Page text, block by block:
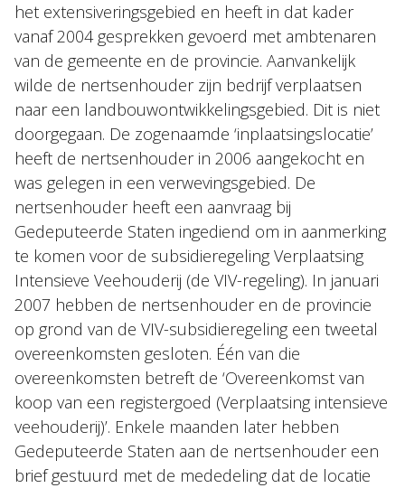
het extensiveringsgebied en heeft in dat kader
vanaf 2004 gesprekken gevoerd met ambtenaren
van de gemeente en de provincie. Aanvankelijk
wilde de nertsenhouder zijn bedrijf verplaatsen
naar een landbouwontwikkelingsgebied. Dit is niet
doorgegaan. De zogenaamde ‘inplaatsingslocatie’
heeft de nertsenhouder in 2006 aangekocht en
was gelegen in een verwevingsgebied. De
nertsenhouder heeft een aanvraag bij
Gedeputeerde Staten ingediend om in aanmerking
te komen voor de subsidieregeling Verplaatsing
Intensieve Veehouderij (de VIV-regeling). In januari
2007 hebben de nertsenhouder en de provincie
op grond van de VIV-subsidieregeling een tweetal
overeenkomsten gesloten. Één van die
overeenkomsten betreft de ‘Overeenkomst van
koop van een registergoed (Verplaatsing intensieve
veehouderij)’. Enkele maanden later hebben
Gedeputeerde Staten aan de nertsenhouder een
brief gestuurd met de mededeling dat de locatie